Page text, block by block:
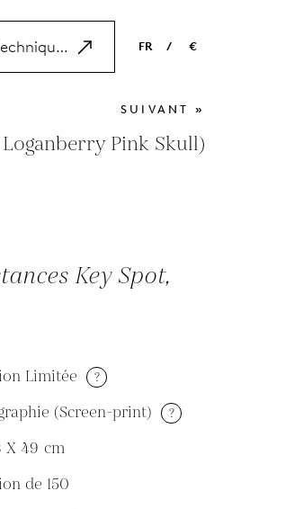
FR
NL
ES
/ €
EUR
GBP
SUIVANT »
Pink Skull)
Key Spot,
Limitée ?
(Screen-print) ?
X 49 cm
de 150